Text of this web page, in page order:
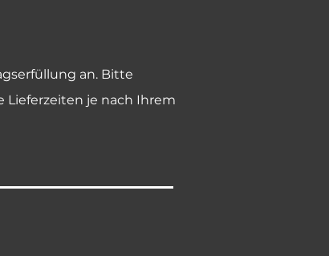
an. Bitte
Lieferzeiten je nach Ihrem